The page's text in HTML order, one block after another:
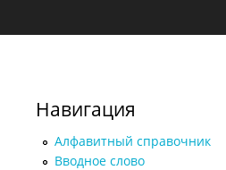
Навигация
Алфавитный справочник
Вводное слово